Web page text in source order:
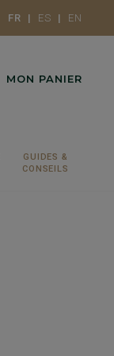
FR ES EN
MON PANIER
GUIDES &
CONSEILS